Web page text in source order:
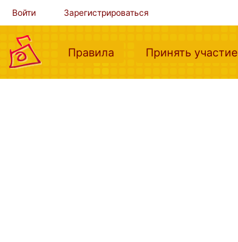
Войти Зарегистрироваться
Правила (current)Принять участие